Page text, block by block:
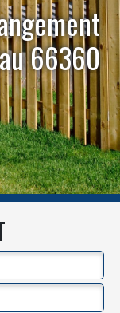
66360